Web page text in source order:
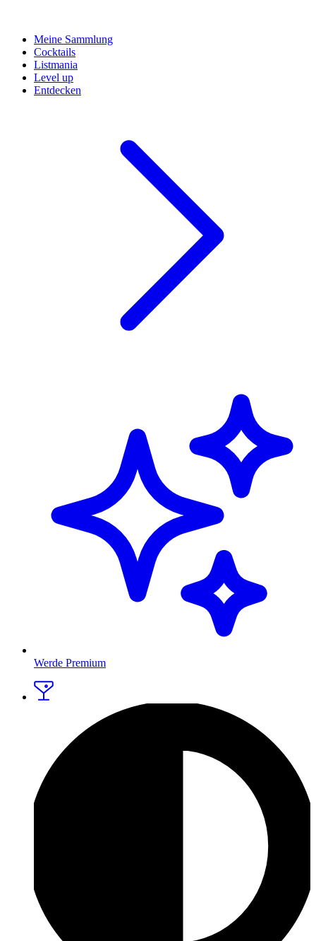
Meine Sammlung
Cocktails
Listmania
Level up
Entdecken
Werde Premium